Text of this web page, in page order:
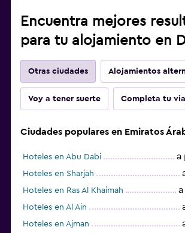
Encuentra mejores
para tu alojamiento en
Otras ciudades Alojamientos
Voy a tener suerte Completa tu
Ciudades populares en Emiratos
Hoteles en Abu Dabi a
Hoteles en Sharjah
Hoteles en Ras Al Khaimah
Hoteles en Al Ain
Hoteles en Ajman